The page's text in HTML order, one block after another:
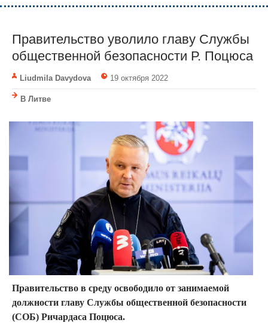
Правительство уволило главу Службы
общественной безопасности Р. Поцюса
Liudmila Davydova 19 октября 2022
В Литве
Правительство в среду освободило от занимаемой
должности главу Службы общественной безопасности
(СОБ) Ричардаса Поцюса.